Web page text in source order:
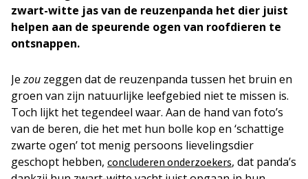
zwart-witte jas van de reuzenpanda het dier juist
helpen aan de speurende ogen van roofdieren te
ontsnappen.
Jezou zeggen dat de reuzenpanda tussen het bruin en
groen van zijn natuurlijke leefgebied niet te missen is.
Toch lijkt het tegendeel waar. Aan de hand van foto’s
van de beren, die het met hun bolle kop en ‘schattige
zwarte ogen’ tot menig persoons lievelingsdier
geschopt hebben, concluderen onderzoekers, dat panda’s